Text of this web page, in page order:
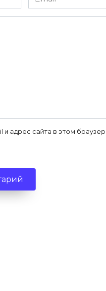
*
и адрес сайта в этом